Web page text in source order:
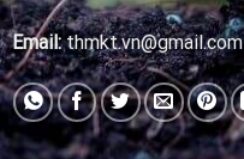
Email: thmkt.vn@gmail.com